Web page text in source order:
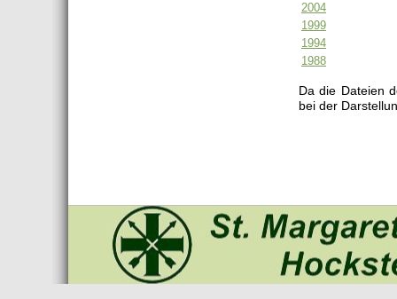
2004
1999
1994
1988
Da die Dateien
bei der